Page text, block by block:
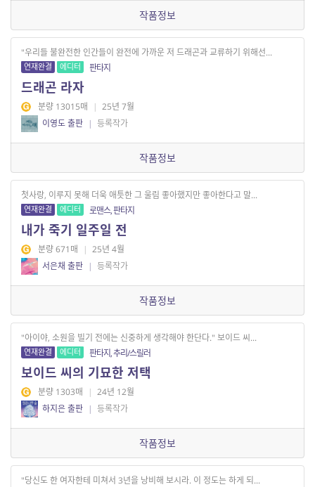
작품정보
"우리들 불완전한 인간들이 완전에 가까운 저 드래곤과 교류하기 위해선...
연재완결 에디터 판타지
드래곤 라자
분량 13015매 | 25년 7월
이영도 출판 | 등록작가
작품정보
첫사랑, 이루지 못해 더욱 애틋한 그 울림 좋아했지만 좋아한다고 말...
연재완결 에디터 로맨스, 판타지
내가 죽기 일주일 전
분량 671매 | 25년 4월
서은채 출판 | 등록작가
작품정보
"아이야, 소원을 빌기 전에는 신중하게 생각해야 한단다." 보이드 씨...
연재완결 에디터 판타지, 추리/스릴러
보이드 씨의 기묘한 저택
분량 1303매 | 24년 12월
하지은 출판 | 등록작가
작품정보
"당신도 한 여자한테 미쳐서 3년을 낭비해 보시라. 이 정도는 하게 되...